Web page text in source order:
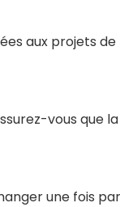
aux projets
vous que
une fois